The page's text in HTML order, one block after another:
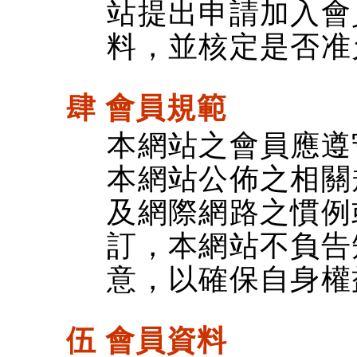
站提出申請加入
料，並核定是否
肆 會員規範
本網站之會員應
本網站公佈之相
及網際網路之慣
訂，本網站不負
意，以確保自身
伍 會員資料